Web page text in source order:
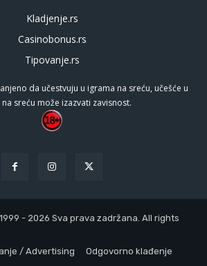
Kladjenje.rs
Casinobonus.rs
Tipovanje.rs
da učestvuju u igrama na sreću, učešće u
sreću može izazvati zavisnost.
- 2026 Sva prava zadržana. All rights
/ Advertising
Odgovorno klađenje